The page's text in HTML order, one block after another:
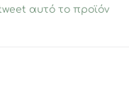
αυτό το προϊόν